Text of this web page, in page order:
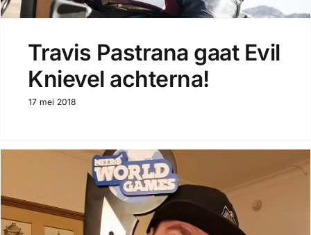
Travis Pastrana gaat Evil
Knievel achterna!
17 mei 2018